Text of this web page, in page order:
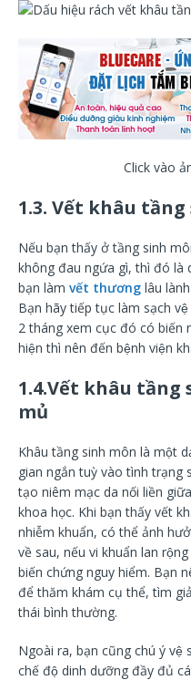
Click vào
1.3. Vết khâu
Nếu bạn thấy ở tầng sinh
không đau ngứa gì, thì đó là
bạn làm vết thương lâu
Bạn hãy tiếp tục làm sạch
2 tháng xem cục đó có biến
hiện thì nên đến bệnh viện
1.4.Vết khâu
mủ
Khâu tầng sinh môn là một
gian ngắn tuỳ vào tình trạng
tạo niêm mạc da nối liền
khoa học. Khi bạn thấy vết
nhiễm khuẩn, có thể ảnh
về sau, nếu vi khuẩn lan
biến chứng nguy hiểm. Bạn
để thăm khám cụ thể, tìm
thái bình thường.
Ngoài ra, bạn cũng chú ý vệ
chế độ dinh dưỡng đầy đủ